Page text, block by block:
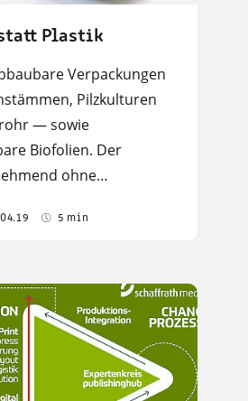
Plastik
Verpackungen
Pilzkulturen
— sowie
Biofolien. Der
ohne…
5 min